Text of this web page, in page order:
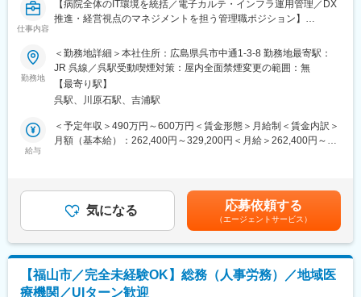
・院長は、日本歯周病学会の認定医／日本顕微鏡歯科学会の会員
です。
す。また、日本歯周病学会認定歯科衛生士を目指すスタッフも在
籍しています。
■働き方：
・ママさんスタッフも活躍しています。
・月平均残業時間：2時間
・患者さんとの信頼関係を築くことができます。
・キャリアアップの幅が広いです。
変更の範囲：会社の定める業務
仕事内容
【病院全体のIT環境を統括／電子カルテ・インフラ運用管理／DX
推進・経営視点のマネジメントを担う管理職ポジション】
当社の事務部門にて、院内情報システム（電子カルテなど）の運
用管理、ITインフラ全般の整備・保守、情報セキュリティ強化、
DX推進など、病院のIT基盤を支えるマネジメント業務をお任せし
ます。将来的には経営視点からの業務改善提案や情報システム部
門の統括も期待されています。
■業務詳細
・電子カルテや医事会計システム、各部門システムの運用・保守
・パソコン、プリンタ、サーバー、ネットワーク（Wi-Fi・VPN
等）の運用・管理、資産管理
・アカウントやアクセス権の管理、院内ヘルプデスク対応
・業務効率化やペーパーレス化、AI・RPA導入検討、現場ヒアリ
ングによる改善提案、データ活用支援
・部門マネジメント、予算管理、ベンダーコントロール、他部署
勤務地
＜勤務地詳細＞本社住所：広島県呉市中通1-3-8 勤務地最寄駅：
JR 呉線／呉駅受動喫煙対策：屋内全面禁煙変更の範囲：無
【最寄り駅】
呉駅、川原石駅、吉浦駅
給与
＜予定年収＞490万円～600万円＜賃金形態＞月給制＜賃金内訳＞
月額（基本給）：262,400円～329,200円＜月給＞262,400円～
り、選考を通じて上下する可能性があります。月給(月額)は固定手
当を含めた表記です。
気になる 応募依頼する
（エージェントサービス）
【福山市／完全未経験OK】総務（人事労務）／地域医
療機関／UIターン歓迎